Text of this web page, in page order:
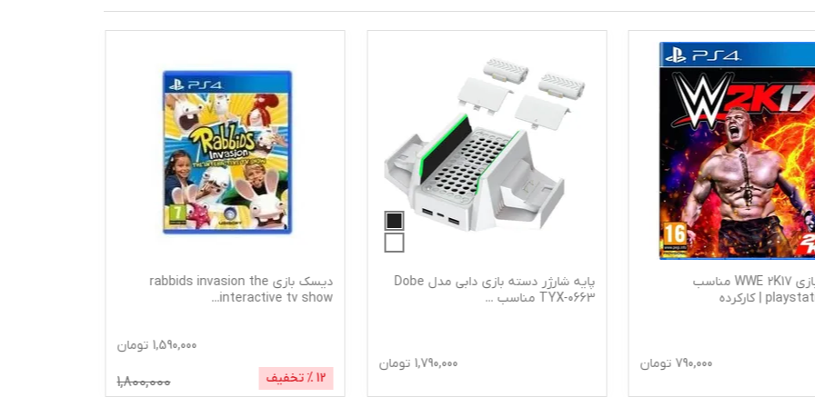
دیسک بازی WWE 2K17 مناسب
790,000 تومان
پایه شارژر دسته بازی دابی مدل Dobe
TYX-0663 مناسب
...
1,790,000 تومان
دیسک بازی rabbids invasion the
interactive tv show
...
1,590,000 تومان
12 % تخفیف 1,800,000